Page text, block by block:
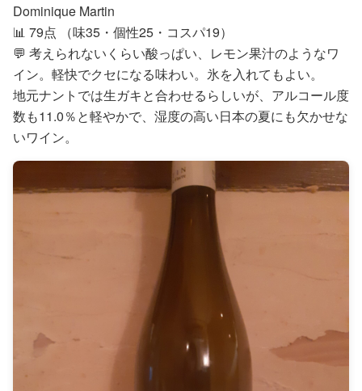
Dominique Martin
📊 79点 （味35・個性25・コスパ19）
💬 考えられないくらい酸っぱい、レモン果汁のようなワ
イン。軽快でクセになる味わい。氷を入れてもよい。
地元ナントでは生ガキと合わせるらしいが、アルコール度
数も11.0％と軽やかで、湿度の高い日本の夏にも欠かせな
いワイン。